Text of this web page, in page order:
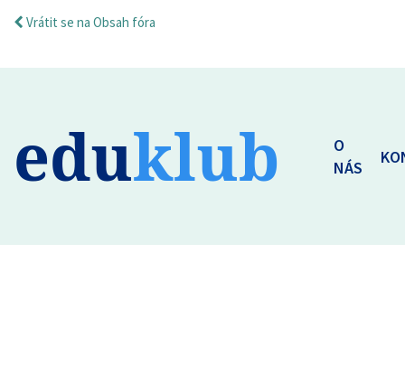
Vrátit se na Obsah fóra
eduklub
O
NÁS